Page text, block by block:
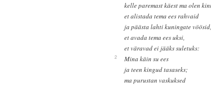
kelle paremast käest ma olen
et alistada tema ees rahvaid
ja päästa lahti kuningate vöösid,
et avada tema ees uksi,
et väravad ei jääks suletuks:
2
Mina käin su ees
ja teen kingud tasaseks;
ma purustan vaskuksed